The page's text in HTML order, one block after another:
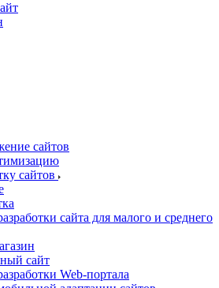
сайтов
сайтов
сайта для малого и среднего
сайт
Web-портала